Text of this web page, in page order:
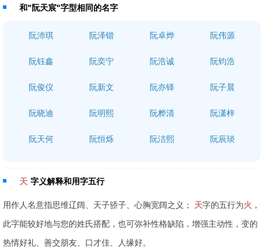
和"阮天宸"字型相同的名字
阮沛琪 阮泽锴 阮卓烨 阮伟源
阮钰鑫 阮奕宁 阮浩诚 阮钧浩
阮俊仪 阮新文 阮亦铎 阮子晨
阮晓迪 阮明熙 阮桦清 阮潇梓
阮天何 阮恒烁 阮洁熙 阮辰琰
天 字义解释和用字五行
用作人名意指思维辽阔、天子骄子、心胸宽阔之义； 天字的五行为火 ，
此字能较好地与您的姓氏搭配，也可弥补性格缺陷，增强主动性，变的
热情好礼、善交朋友、口才佳、人缘好。